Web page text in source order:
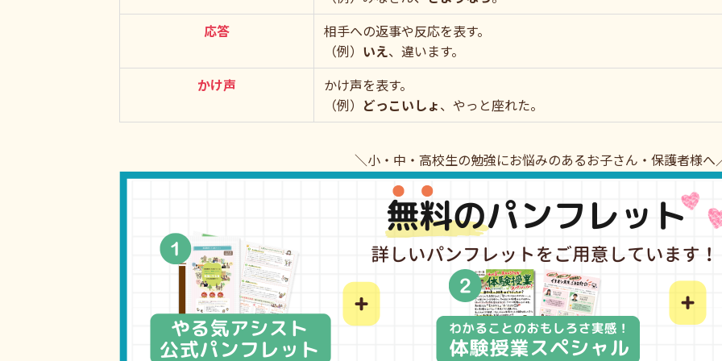
応答
相手への返事や反応を表す。
（例） いえ、違います。
かけ声
かけ声を表す。
（例） どっこいしょ、やっと座れた。
＼小・中・高校生の勉強にお悩みのあるお子さん・保護者様へ